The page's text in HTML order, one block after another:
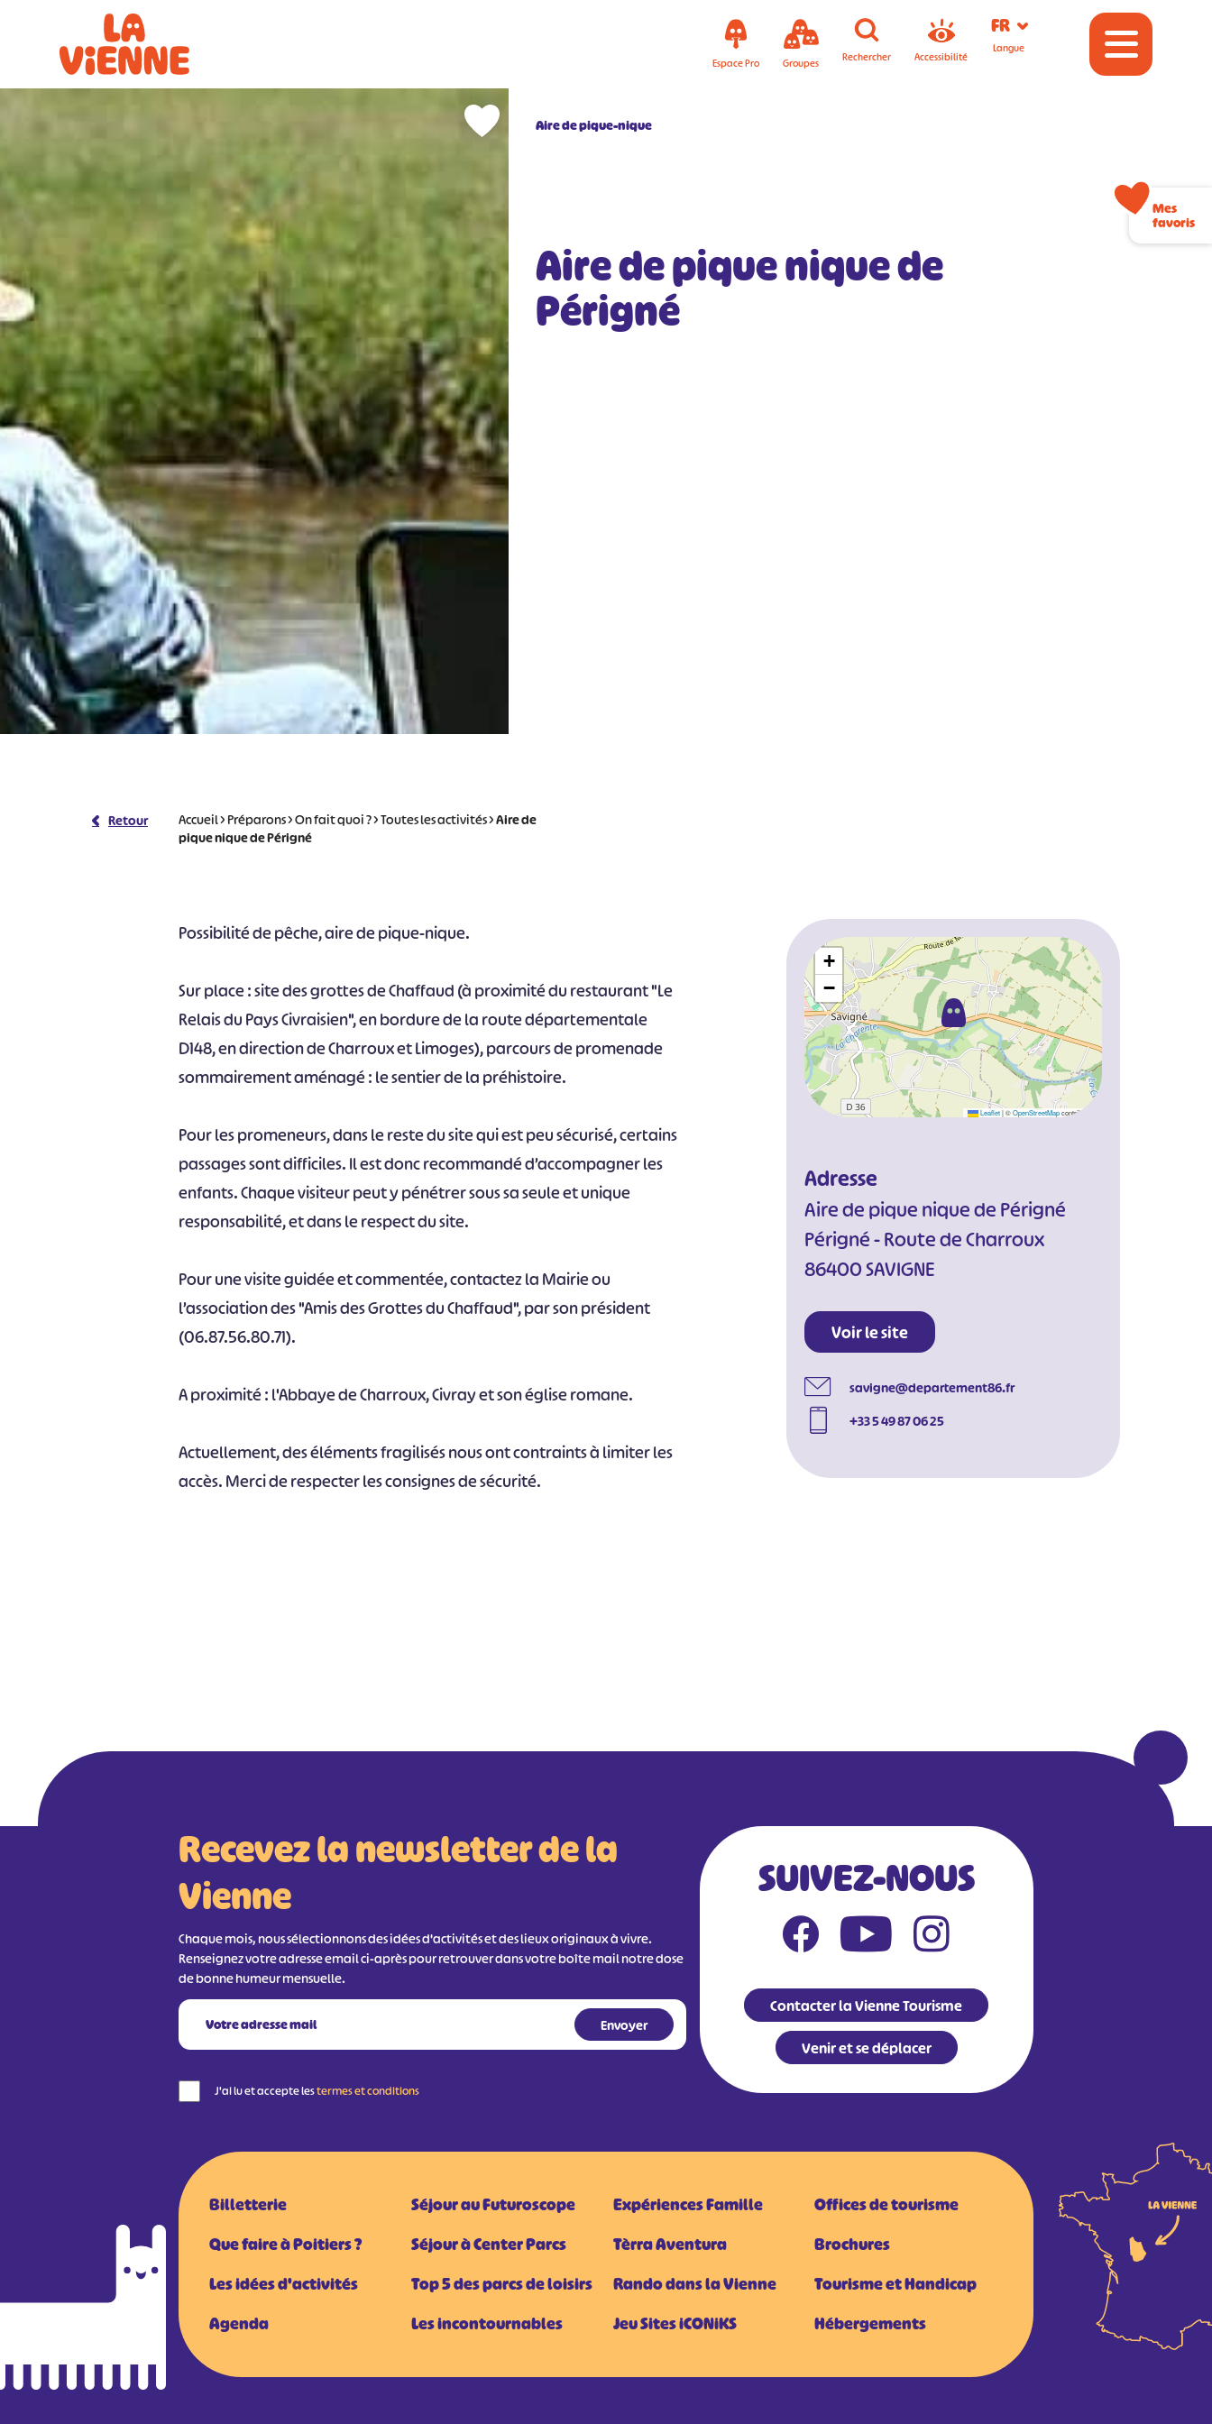
Espace Pro Groupes Rechercher Accessibilité
FR
Langue
Aire de pique-nique
Aire de pique nique de
Périgné
Retour Accueil>Préparons>On fait quoi ?>Toutes les activités>Aire de
pique nique de Périgné
Possibilité de pêche, aire de pique-nique.
Sur place : site des grottes de Chaffaud (à proximité du restaurant "Le
Relais du Pays Civraisien", en bordure de la route départementale
D148, en direction de Charroux et Limoges), parcours de promenade
sommairement aménagé : le sentier de la préhistoire.
Pour les promeneurs, dans le reste du site qui est peu sécurisé, certains
passages sont difficiles. Il est donc recommandé d’accompagner les
enfants. Chaque visiteur peut y pénétrer sous sa seule et unique
responsabilité, et dans le respect du site.
Pour une visite guidée et commentée, contactez la Mairie ou
l’association des "Amis des Grottes du Chaffaud", par son président
(06.87.56.80.71).
A proximité : l'Abbaye de Charroux, Civray et son église romane.
Actuellement, des éléments fragilisés nous ont contraints à limiter les
accès. Merci de respecter les consignes de sécurité.
+
−
Leaflet|©OpenStreetMapcontributors
Adresse
Aire de pique nique de Périgné
Périgné - Route de Charroux
86400 SAVIGNE
Voir le site
savigne@departement86.fr
+33 5 49 87 06 25
Recevez la newsletter de la
Vienne
Chaque mois, nous sélectionnons des idées d'activités et des lieux originaux à vivre.
Renseignez votre adresse email ci-après pour retrouver dans votre boîte mail notre dose
de bonne humeur mensuelle.
J'ai lu et accepte lestermes et conditions
SUIVEZ-NOUS
Contacter la Vienne Tourisme
Venir et se déplacer
Billetterie
Que faire à Poitiers ?
Les idées d'activités
Agenda
Séjour au Futuroscope
Séjour à Center Parcs
Top 5 des parcs de loisirs
Les incontournables
Expériences Famille
Tèrra Aventura
Rando dans la Vienne
Jeu Sites iCONiKS
Offices de tourisme
Brochures
Tourisme et Handicap
Hébergements
Mes
favoris
Panneau de gestion des cookies